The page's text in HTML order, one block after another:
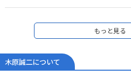
もっと見る
木原誠二について